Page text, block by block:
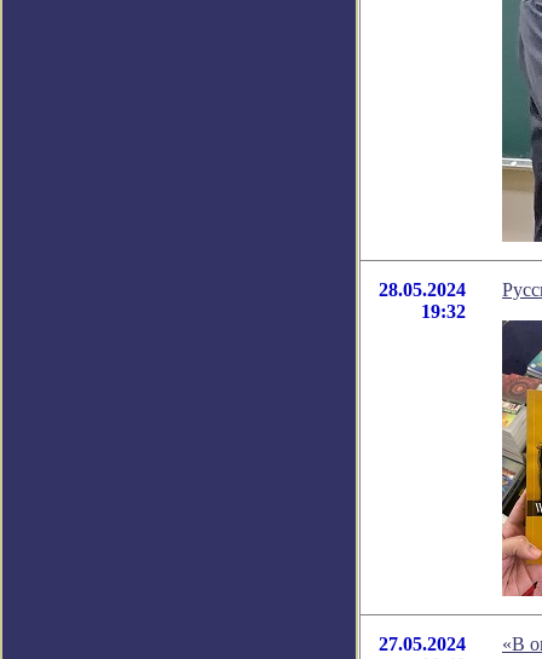
28.05.2024
19:32
27.05.2024
«В